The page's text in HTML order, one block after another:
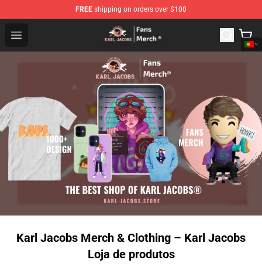
FREE shipping on orders over $100
Open menu
Karl Jacobs Store - Official Karl Jacobs Merchandise
Karl Jacobs Merch & Clothing – Karl Jacobs
Loja de produtos